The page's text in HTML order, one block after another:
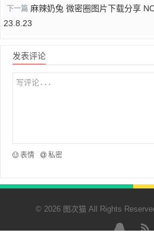
下一篇 麻辣奶兔 微密圈图片下载分享
23.8.23
发表评论
表情 私密
© 2026 图次猫 All Rights